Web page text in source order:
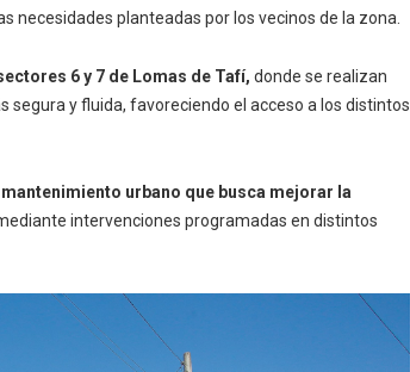
necesidades planteadas por los vecinos de la zona.
6 y 7 de Lomas de Tafí, donde se realizan
y fluida, favoreciendo el acceso a los distintos
urbano que busca mejorar la
intervenciones programadas en distintos